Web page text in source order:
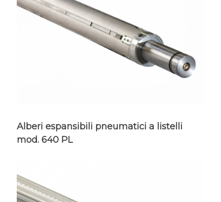
Alberi espansibili pneumatici a listelli
mod. 640 PL